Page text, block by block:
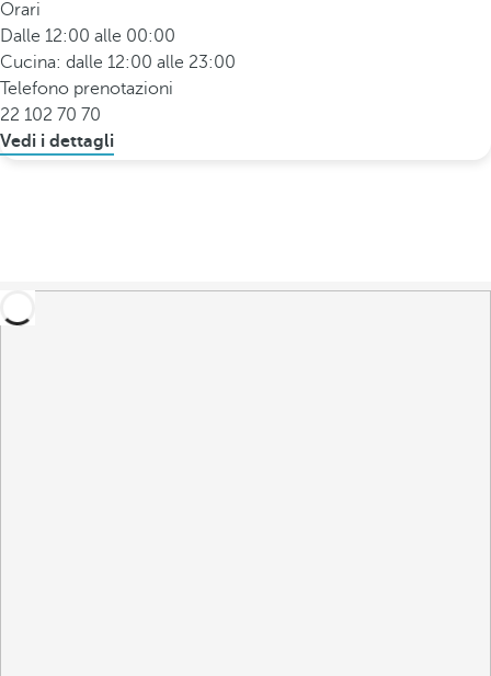
Orari
Dalle 12:00 alle 00:00
Cucina: dalle 12:00 alle 23:00
Telefono prenotazioni
22 102 70 70
Vedi i dettagli